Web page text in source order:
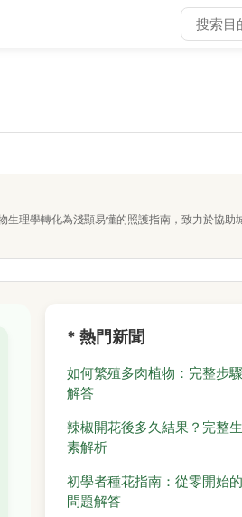
理學轉化為淺顯易懂的照護指南，致力於協助
* 熱門新聞
如何繁殖多肉植物：完整步
解答
辣椒開花後多久結果？完整
素解析
初學者種花指南：從零開始
問題解答